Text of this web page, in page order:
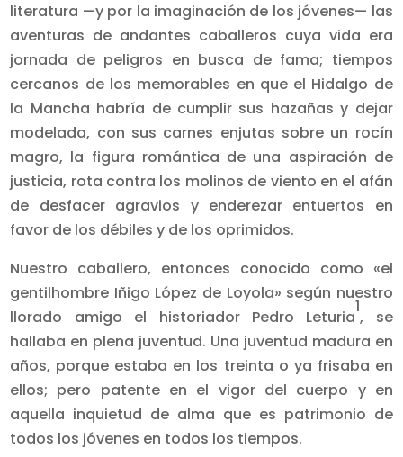
literatura —y por la imaginación de los jóvenes— las
aventuras de andantes caballeros cuya vida era
jornada de peligros en busca de fama; tiempos
cercanos de los memorables en que el Hidalgo de
la Mancha habría de cumplir sus hazañas y dejar
modelada, con sus carnes enjutas sobre un rocín
magro, la figura romántica de una aspiración de
justicia, rota contra los molinos de viento en el afán
de desfacer agravios y enderezar entuertos en
favor de los débiles y de los oprimidos.
Nuestro caballero, entonces conocido como «el
gentilhombre Iñigo López de Loyola» según nuestro
llorado amigo el historiador Pedro Leturia
1
, se
hallaba en plena juventud. Una juventud madura en
años, porque estaba en los treinta o ya frisaba en
ellos; pero patente en el vigor del cuerpo y en
aquella inquietud de alma que es patrimonio de
todos los jóvenes en todos los tiempos.